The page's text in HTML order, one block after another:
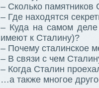
– Сколько памятников
– Где находятся
– Куда на самом деле
имеют к Сталину)?
– Почему сталинское
– В связи с чем
– Когда Сталин
…а также многое